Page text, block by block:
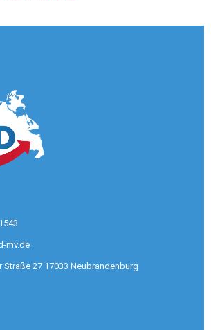
mv.de
Straße 27 17033 Neubrandenburg